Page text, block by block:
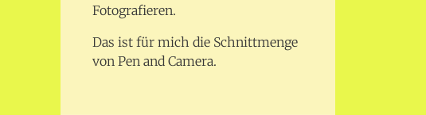
Fotografieren.
Das ist für mich die Schnittmenge
von Pen and Camera.